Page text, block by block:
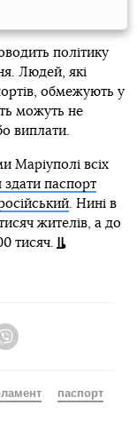
політику
Людей, які
обмежують у
можуть не
виплати.
Маріуполі всіх
здати паспорт
. Нині в
жителів, а до
тисяч.
паспорт